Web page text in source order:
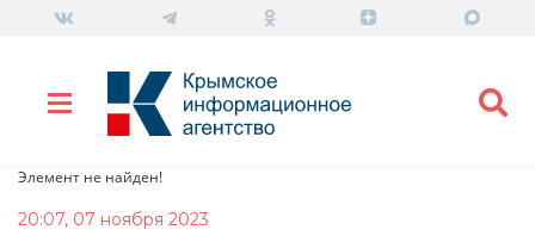
Элемент не найден!
20:07, 07 ноября 2023